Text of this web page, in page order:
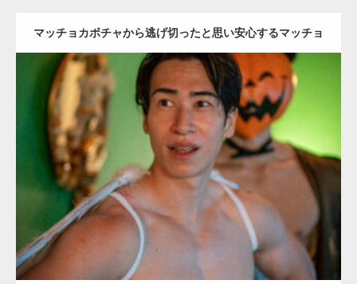
マッチョカボチャから逃げ切ったと思い安心するマッチョ
天使(縦型写真)
Update: 2023.02.11
Category:ハロウィンのマッチョ その他
AKIHITO(細マッチョ)
SOSUKE
大胸筋 姫路 (兵庫)
ダウンロード